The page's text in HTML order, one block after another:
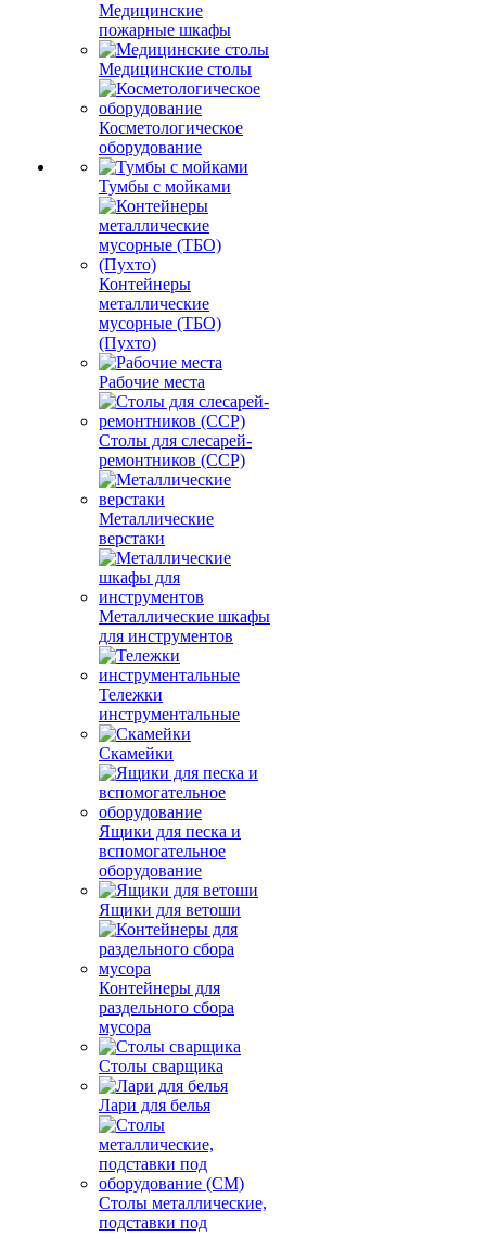
Медицинские
пожарные шкафы
Медицинские столы
Косметологическое
оборудование
Тумбы с мойками
Контейнеры
металлические
мусорные (ТБО)
(Пухто)
Рабочие места
Столы для слесарей-
ремонтников (ССР)
Металлические
верстаки
Металлические шкафы
для инструментов
Тележки
инструментальные
Скамейки
Ящики для песка и
вспомогательное
оборудование
Ящики для ветоши
Контейнеры для
раздельного сбора
мусора
Столы сварщика
Лари для белья
Столы металлические,
подставки под